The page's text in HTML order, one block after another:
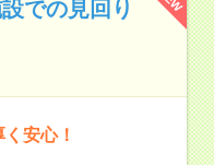
での見回り
安心！